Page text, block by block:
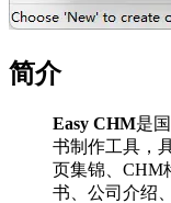
简介
Easy CHM是
书制作工具，
页集锦、CHM
书、公司介绍